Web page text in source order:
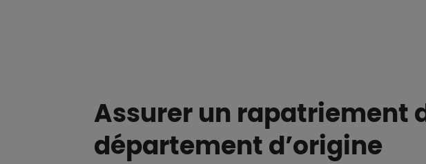
Assurer un rapatriement
département d’origine